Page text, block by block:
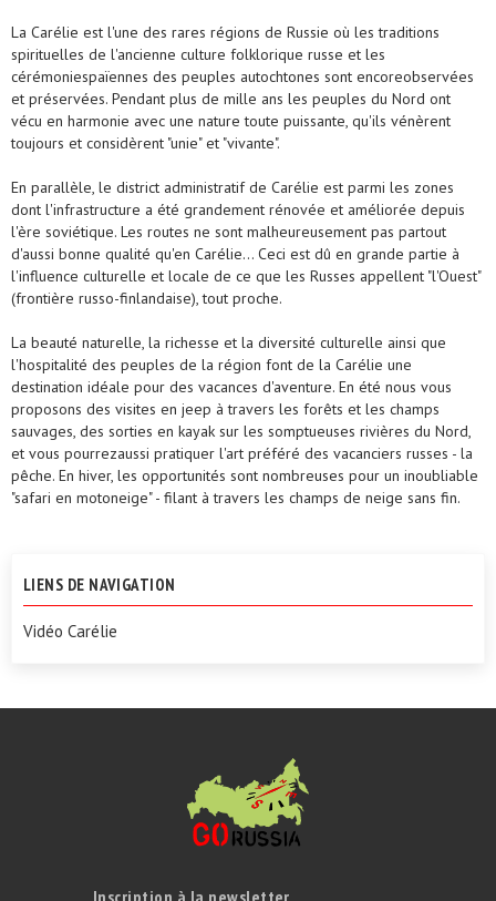
La Carélie est l'une des rares régions de Russie où les traditions
spirituelles de l'ancienne culture folklorique russe et les
cérémoniespaïennes des peuples autochtones sont encoreobservées
et préservées. Pendant plus de mille ans les peuples du Nord ont
vécu en harmonie avec une nature toute puissante, qu'ils vénèrent
toujours et considèrent "unie" et "vivante".
En parallèle, le district administratif de Carélie est parmi les zones
dont l'infrastructure a été grandement rénovée et améliorée depuis
l'ère soviétique. Les routes ne sont malheureusement pas partout
d'aussi bonne qualité qu'en Carélie… Ceci est dû en grande partie à
l'influence culturelle et locale de ce que les Russes appellent "l'Ouest"
(frontière russo-finlandaise), tout proche.
La beauté naturelle, la richesse et la diversité culturelle ainsi que
l'hospitalité des peuples de la région font de la Carélie une
destination idéale pour des vacances d'aventure. En été nous vous
proposons des visites en jeep à travers les forêts et les champs
sauvages, des sorties en kayak sur les somptueuses rivières du Nord,
et vous pourrezaussi pratiquer l'art préféré des vacanciers russes - la
pêche. En hiver, les opportunités sont nombreuses pour un inoubliable
"safari en motoneige" - filant à travers les champs de neige sans fin.
LIENS DE NAVIGATION
Vidéo Carélie